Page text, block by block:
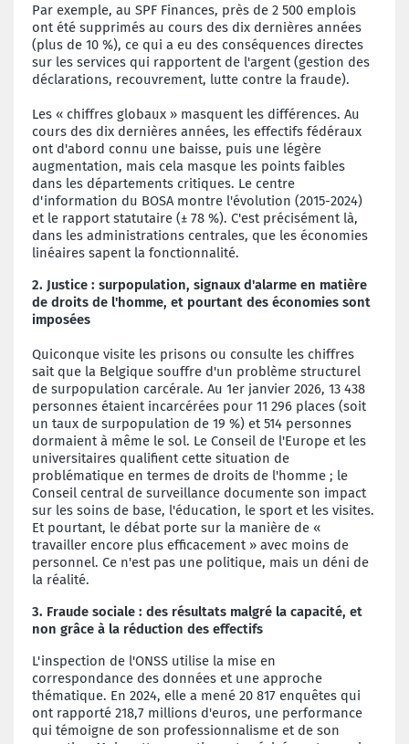
Par exemple, au SPF Finances, près de 2 500 emplois
ont été supprimés au cours des dix dernières années
(plus de 10 %), ce qui a eu des conséquences directes
sur les services qui rapportent de l'argent (gestion des
déclarations, recouvrement, lutte contre la fraude).
Les « chiffres globaux » masquent les différences. Au
cours des dix dernières années, les effectifs fédéraux
ont d'abord connu une baisse, puis une légère
augmentation, mais cela masque les points faibles
dans les départements critiques. Le centre
d'information du BOSA montre l'évolution (2015-2024)
et le rapport statutaire (± 78 %). C'est précisément là,
dans les administrations centrales, que les économies
linéaires sapent la fonctionnalité.
2. Justice : surpopulation, signaux d'alarme en matière
de droits de l'homme, et pourtant des économies sont
imposées
Quiconque visite les prisons ou consulte les chiffres
sait que la Belgique souffre d'un problème structurel
de surpopulation carcérale. Au 1er janvier 2026, 13 438
personnes étaient incarcérées pour 11 296 places (soit
un taux de surpopulation de 19 %) et 514 personnes
dormaient à même le sol. Le Conseil de l'Europe et les
universitaires qualifient cette situation de
problématique en termes de droits de l'homme ; le
Conseil central de surveillance documente son impact
sur les soins de base, l'éducation, le sport et les visites.
Et pourtant, le débat porte sur la manière de «
travailler encore plus efficacement » avec moins de
personnel. Ce n'est pas une politique, mais un déni de
la réalité.
3. Fraude sociale : des résultats malgré la capacité, et
non grâce à la réduction des effectifs
L'inspection de l'ONSS utilise la mise en
correspondance des données et une approche
thématique. En 2024, elle a mené 20 817 enquêtes qui
ont rapporté 218,7 millions d'euros, une performance
qui témoigne de son professionnalisme et de son